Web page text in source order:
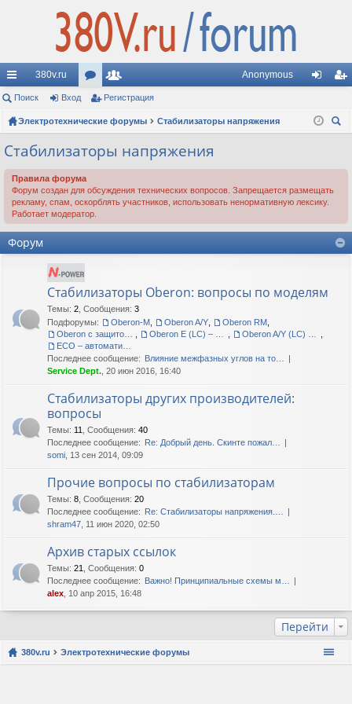
с
ы
лк
и
380v.ru
ор
ум
ол
ьз
ат
ел
Anonymous
д ис
ац
Поиск Вход Регистрация
Электротехнические форумы
Стабилизаторы напряжения
Стабилизаторы напряжения
Правила форума
Форум создан для обсуждения технических вопросов. Запрещается размещать
рекламу, спам, оскорблять участников, использовать ненормативную лексику.
Работает модератор.
Форум
Стабилизаторы Oberon: вопросы по моделям
Темы: 2 Сообщения: 3
Подфорумы:
Oberon-M Oberon A/Y Oberon RM
Последнее сообщение: Влияние межфазных углов на то…
Service Dept. , 20 июн 2016, 16:40
Стабилизаторы других производителей:
вопросы
Темы: 11 Сообщения: 40
Последнее сообщение: Re: Добрый день. Скинте пожал…
somi , 13 сен 2014, 09:09
Прочие вопросы по стабилизаторам
Темы: 8 Сообщения: 20
Последнее сообщение: Re: Стабилизаторы напряжения.…
shram47 , 11 июн 2020, 02:50
Архив старых ссылок
Темы: 21 Сообщения: 0
Последнее сообщение: Важно! Принципиальные схемы м…
alex , 10 апр 2015, 16:48
Перейти
380v.ru Электротехнические форумы